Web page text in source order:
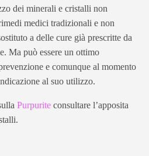
dei minerali e cristalli non
medici tradizionali e non
a delle cure già prescritte da
Ma può essere un ottimo
e comunque al momento
al suo utilizzo.
Purpurite consultare l’apposita